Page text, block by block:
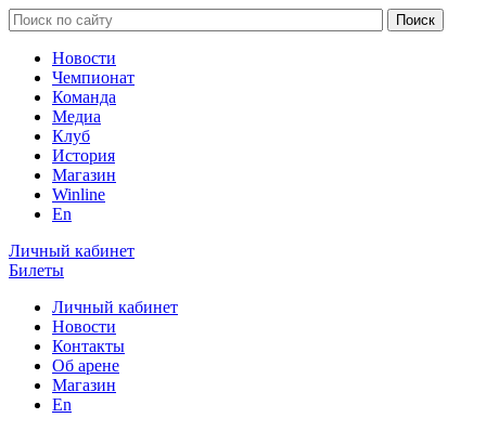
Новости
Чемпионат
Команда
Медиа
Клуб
История
Магазин
Winline
En
Личный кабинет
Билеты
Личный кабинет
Новости
Контакты
Об арене
Магазин
En